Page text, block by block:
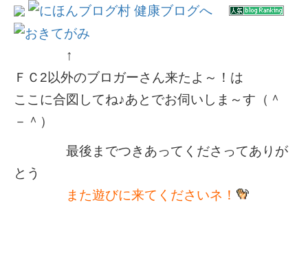
↑
ＦＣ2以外のブロガーさん来たよ～！は
ここに合図してね♪あとでお伺いしま～す（＾
－＾）
最後までつきあってくださってありが
とう
また遊びに来てくださいネ！